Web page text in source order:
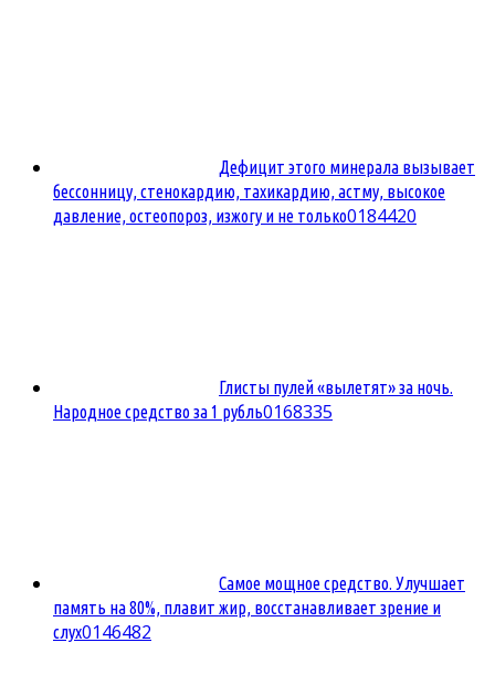
Дефицит этого минерала вызывает
бессонницу, стенокардию, тахикардию, астму, высокое
давление, остеопороз, изжогу и не только0184420
Глисты пулей «вылетят» за ночь.
Народное средство за 1 рубль0168335
Самое мощное средство. Улучшает
память на 80%, плавит жир, восстанавливает зрение и
слух0146482